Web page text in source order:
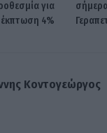
για
4%
Κοντογεώργος